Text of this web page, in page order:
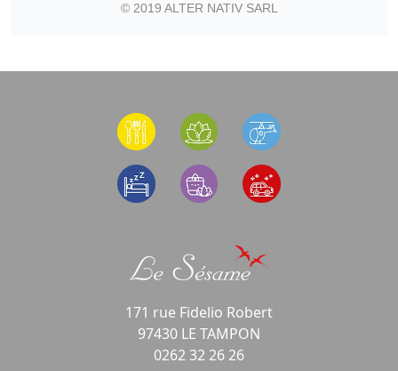
© 2019 ALTER NATIV SARL
171 rue Fidelio Robert
97430 LE TAMPON
0262 32 26 26